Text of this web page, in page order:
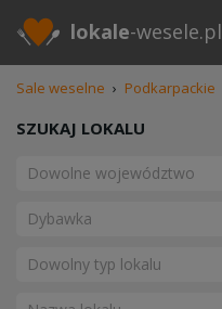
lokale-wesele.pl
Sale weselne › Podkarpackie
SZUKAJ LOKALU